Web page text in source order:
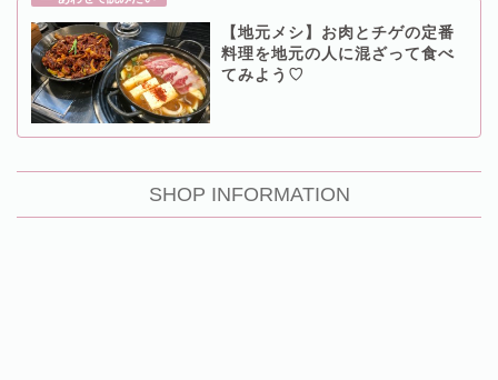
【地元メシ】お肉とチゲの定番
料理を地元の人に混ざって食べ
てみよう♡
SHOP INFORMATION